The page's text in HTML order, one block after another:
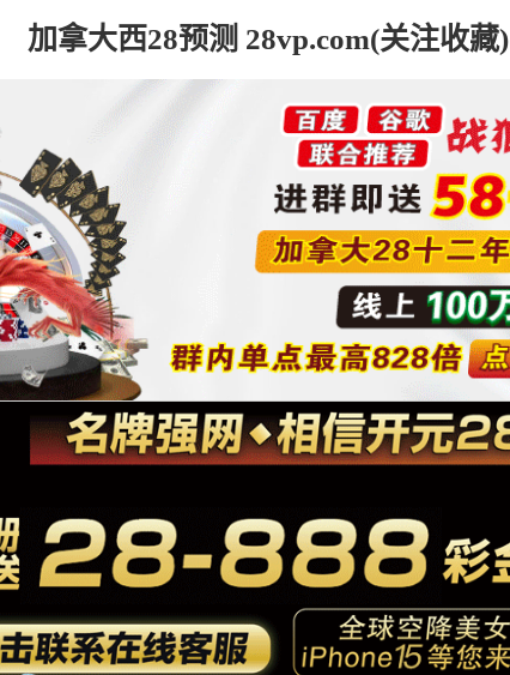
加拿大西28预测 28vp.com(关注收藏)